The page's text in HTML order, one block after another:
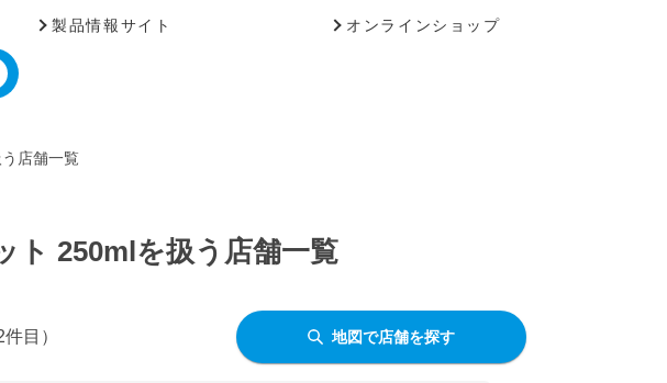
製品情報サイト オンラインショップ
店舗一覧
ト 250mlを扱う店舗一覧
件目） 地図で店舗を探す